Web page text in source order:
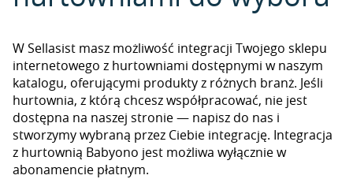
W Sellasist masz możliwość integracji Twojego sklepu
internetowego z hurtowniami dostępnymi w naszym
katalogu, oferującymi produkty z różnych branż. Jeśli
hurtownia, z którą chcesz współpracować, nie jest
dostępna na naszej stronie — napisz do nas i
stworzymy wybraną przez Ciebie integrację. Integracja
z hurtownią Babyono jest możliwa wyłącznie w
abonamencie płatnym.